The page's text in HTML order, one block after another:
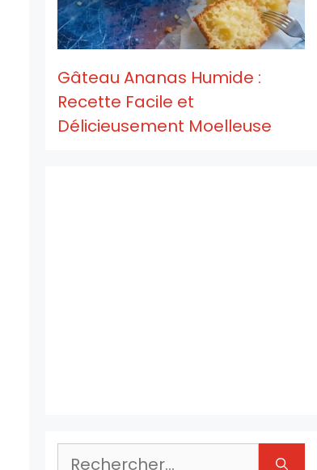
Gâteau Ananas Humide :
Recette Facile et
Délicieusement Moelleuse
Rechercher :